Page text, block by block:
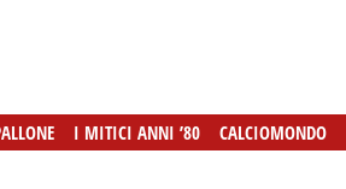
I MITICI ANNI ’80 CALCIOMONDO
I MITICI ANNI ’80 CALCIOMONDO